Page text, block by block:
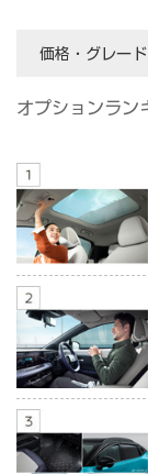
価格・グレード
オプションラン